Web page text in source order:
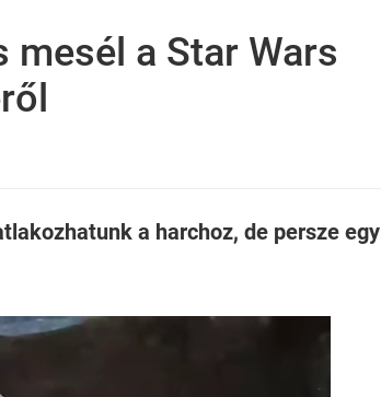
a Star Wars
a harchoz, de persze egy